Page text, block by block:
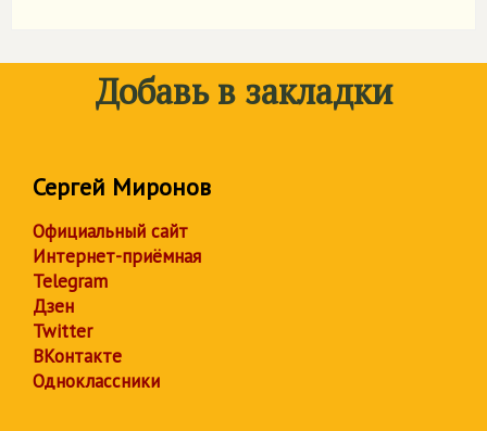
Добавь в закладки
Сергей Миронов
Официальный сайт
Интернет-приёмная
Telegram
Дзен
Twitter
ВКонтакте
Одноклассники